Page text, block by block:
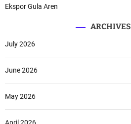
Ekspor Gula Aren
ARCHIVES
July 2026
June 2026
May 2026
April 2026